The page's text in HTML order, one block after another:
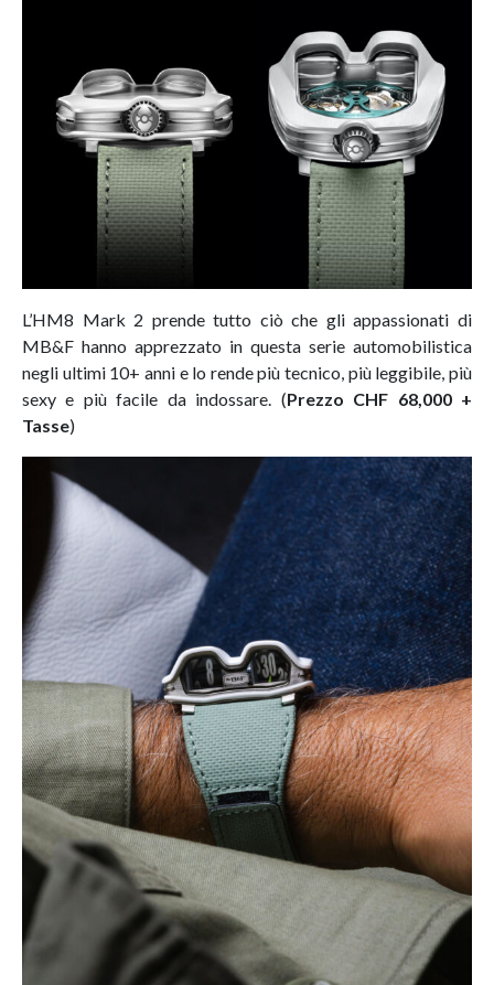
L’HM8 Mark 2 prende tutto ciò che gli appassionati di
MB&F hanno apprezzato in questa serie automobilistica
negli ultimi 10+ anni e lo rende più tecnico, più leggibile, più
sexy e più facile da indossare. (Prezzo CHF 68,000 +
Tasse)